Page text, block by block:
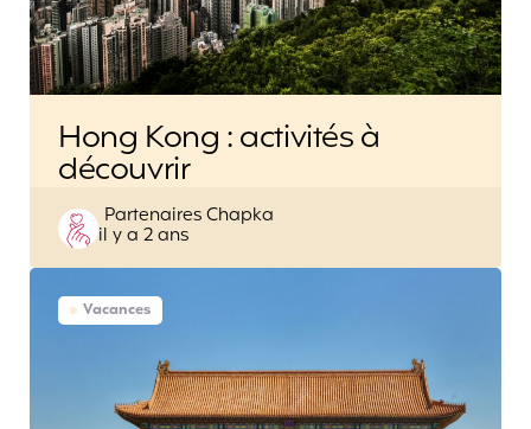
Hong Kong : activités à
découvrir
Posted
by
Partenaires Chapka
il y a 2 ans
Vacances